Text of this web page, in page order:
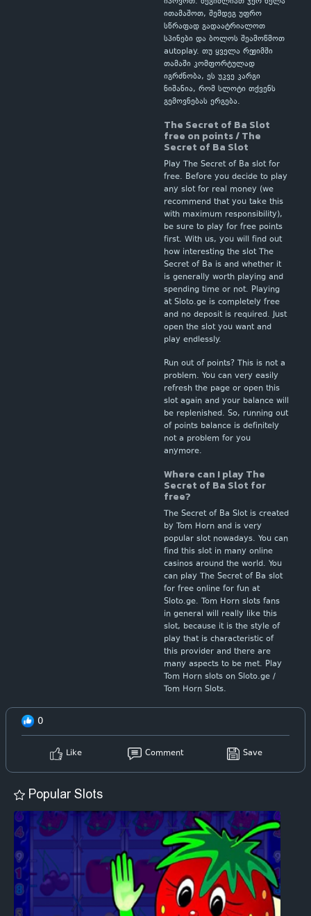
ითამაშოთ, შემდეგ უფრო
სწრაფად გადაატრიალოთ
სპინები და ბოლოს შეამოწმოთ
autoplay. თუ ყველა რეჟიმში
თამაში კომფორტულად
იგრძნობა, ეს უკვე კარგი
ნიშანია, რომ სლოტი თქვენს
გემოვნებას ერგება.
The Secret of Ba Slot
free on points / The
Secret of Ba Slot
Play The Secret of Ba slot for
free. Before you decide to play
any slot for real money (we
recommend that you take this
with maximum responsibility),
be sure to play for free points
first. With us, you will find out
how interesting the slot The
Secret of Ba is and whether it
is generally worth playing and
spending time or not. Playing
at Sloto.ge is completely free
and no deposit is required. Just
open the slot you want and
play endlessly.
Run out of points? This is not a
problem. You can very easily
refresh the page or open this
slot again and your balance will
be replenished. So, running out
of points balance is definitely
not a problem for you
anymore.
Where can I play The
Secret of Ba Slot for
free?
The Secret of Ba Slot is created
by Tom Horn and is very
popular slot nowadays. You can
find this slot in many online
casinos around the world. You
can play The Secret of Ba slot
for free online for fun at
Sloto.ge. Tom Horn slots fans
in general will really like this
slot, because it is the style of
play that is characteristic of
this provider and there are
many aspects to be met. Play
Tom Horn slots on Sloto.ge /
Tom Horn Slots.
0
Like Comment Save
Popular Slots